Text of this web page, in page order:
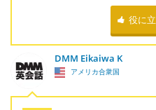
役に
DMM Eikaiwa K
アメリカ合衆国